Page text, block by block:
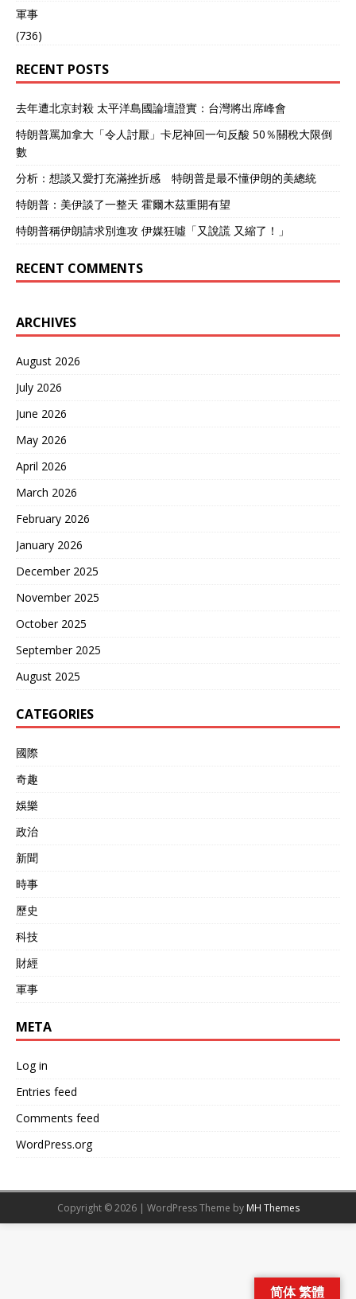
軍事
(736)
RECENT POSTS
去年遭北京封殺 太平洋島國論壇證實：台灣將出席峰會
特朗普罵加拿大「令人討厭」卡尼神回一句反酸 50％關稅大限倒
數
分析：想談又愛打充滿挫折感 特朗普是最不懂伊朗的美總統
特朗普：美伊談了一整天 霍爾木茲重開有望
特朗普稱伊朗請求別進攻 伊媒狂噓「又說謊 又縮了！」
RECENT COMMENTS
ARCHIVES
August 2026
July 2026
June 2026
May 2026
April 2026
March 2026
February 2026
January 2026
December 2025
November 2025
October 2025
September 2025
August 2025
CATEGORIES
國際
奇趣
娛樂
政治
新聞
時事
歷史
科技
財經
軍事
META
Log in
Entries feed
Comments feed
WordPress.org
Copyright © 2026 | WordPress Theme by MH Themes
简体 繁體